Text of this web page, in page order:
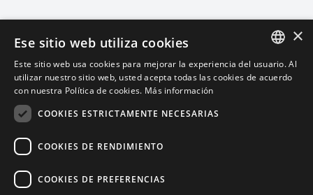
ITALIAN
×
Ese sitio web utiliza cookies
Este sitio web usa cookies para mejorar la experiencia del usuario. Al
utilizar nuestro sitio web, usted acepta todas las cookies de acuerdo
con nuestra Política de cookies. Más información
COOKIES ESTRICTAMENTE NECESARIAS
COOKIES DE RENDIMIENTO
COOKIES DE PREFERENCIAS